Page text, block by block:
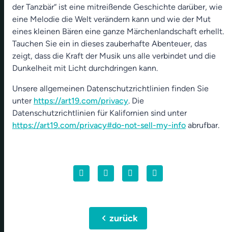
der Tanzbär“ ist eine mitreißende Geschichte darüber, wie
eine Melodie die Welt verändern kann und wie der Mut
eines kleinen Bären eine ganze Märchenlandschaft erhellt.
Tauchen Sie ein in dieses zauberhafte Abenteuer, das
zeigt, dass die Kraft der Musik uns alle verbindet und die
Dunkelheit mit Licht durchdringen kann.
Unsere allgemeinen Datenschutzrichtlinien finden Sie
unter https://art19.com/privacy. Die
Datenschutzrichtlinien für Kalifornien sind unter
https://art19.com/privacy#do-not-sell-my-info abrufbar.
chevron_leftzurück